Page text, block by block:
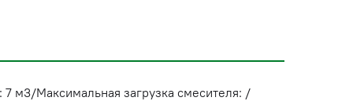
м3/Максимальная загрузка смесителя: /